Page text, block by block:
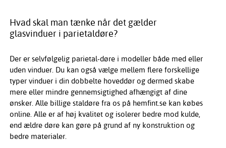
Hvad skal man tænke når det gælder
glasvinduer i parietaldøre?
Der er selvfølgelig parietal-døre i modeller både med eller
uden vinduer. Du kan også vælge mellem flere forskellige
typer vinduer i din dobbelte hoveddør og dermed skabe
mere eller mindre gennemsigtighed afhængigt af dine
ønsker. Alle billige staldøre fra os på hemfint.se kan købes
online. Alle er af høj kvalitet og isolerer bedre mod kulde,
end ældre døre kan gøre på grund af ny konstruktion og
bedre materialer.